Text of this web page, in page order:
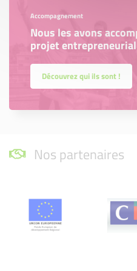
Accompagnement
Nous les avons
projet entrepreneurial
Découvrez qui ils sont !
Nos partenaires